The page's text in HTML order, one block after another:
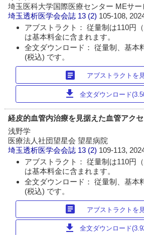
埼玉医科大学国際医療センター MEサー
埼玉透析医学会会誌 13 (2) 105-108,
アブストラクト： 従量制は110円
は基本料金に含まれます。
全文ダウンロード： 従量制、基本
(税込) です。
article アブストラクトを
download 全文ダウンロード
経皮的血管内治療を見据えた血管アク
浅野学
医療法人社団望星会 望星病院
埼玉透析医学会会誌 13 (2) 109-113,
アブストラクト： 従量制は110円
は基本料金に含まれます。
全文ダウンロード： 従量制、基本
(税込) です。
article アブストラクトを
download 全文ダウンロード